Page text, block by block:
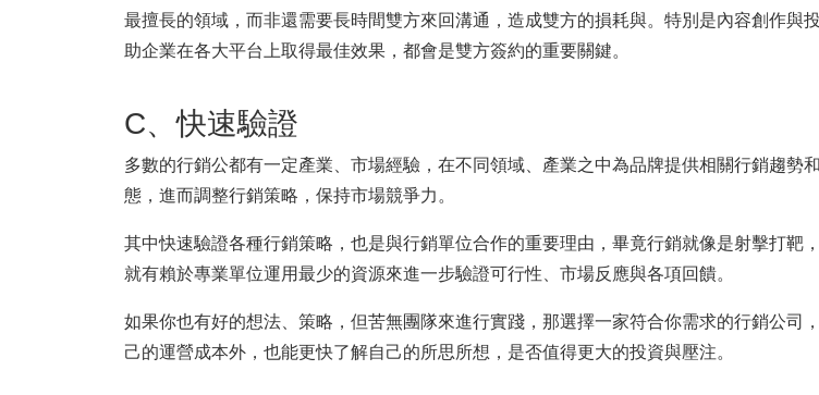
最擅長的領域，而非還需要長時間雙方來回溝通，造成雙方的損耗與。特別是內容創作
助企業在各大平台上取得最佳效果，都會是雙方簽約的重要關鍵。
C、快速驗證
多數的行銷公都有一定產業、市場經驗，在不同領域、產業之中為品牌提供相關行銷趨勢
態，進而調整行銷策略，保持市場競爭力。
其中快速驗證各種行銷策略，也是與行銷單位合作的重要理由，畢竟行銷就像是射擊打靶
就有賴於專業單位運用最少的資源來進一步驗證可行性、市場反應與各項回饋。
如果你也有好的想法、策略，但苦無團隊來進行實踐，那選擇一家符合你需求的行銷公司
己的運營成本外，也能更快了解自己的所思所想，是否值得更大的投資與壓注。